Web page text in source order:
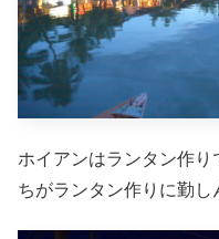
ホイアンはランタン作
ちがランタン作りに勤し